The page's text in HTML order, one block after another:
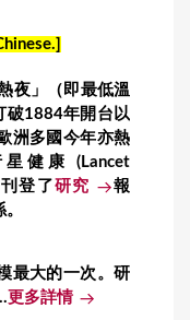
夜」（即最低溫
破1884年開台以
洲多國今年亦熱
健康 (Lancet
登了研究
報
最大的一次。研
更多詳情